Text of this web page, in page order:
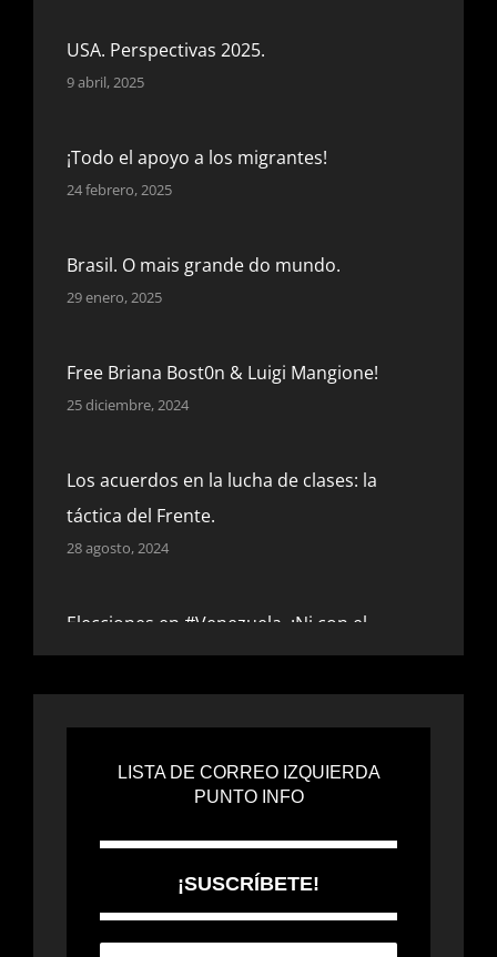
USA. Perspectivas 2025.
9 abril, 2025
¡Todo el apoyo a los migrantes!
24 febrero, 2025
Brasil. O mais grande do mundo.
29 enero, 2025
Free Briana Bost0n & Luigi Mangione!
25 diciembre, 2024
Los acuerdos en la lucha de clases: la
táctica del Frente.
28 agosto, 2024
Elecciones en #Venezuela. ¡Ni con el
Chavismo ni con los imperialismos!
2 agosto, 2024
¡VIVA LA LUCHA DEL PUEBLO KANACO!
Por un Primero de mayo obrero, socialista
y antiextincionista.
18 abril, 2024
LISTA DE CORREO IZQUIERDA
PUNTO INFO
¡SUSCRÍBETE!